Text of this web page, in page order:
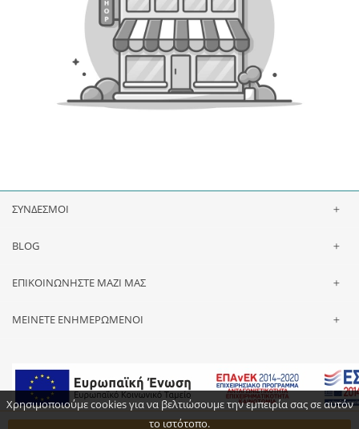
Χρησιμοποιούμε cookies για να βελτιώσουμε την εμπειρία σας σε αυτόν
το ιστότοπο.
ΣΥΝΔΕΣΜΟΙ
BLOG
ΕΠΙΚΟΙΝΩΝΗΣΤΕ ΜΑΖΙ ΜΑΣ
ΜΕΙΝΕΤΕ ΕΝΗΜΕΡΩΜΕΝΟΙ